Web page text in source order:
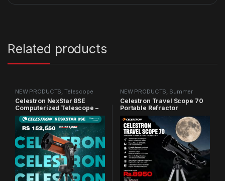
Related products
NEW PRODUCTS,Telescope
Celestron NexStar 8SE
Computerized Telescope –
8-Inch Schmidt-Cassegrain
Optical Tube – Fully
Automated GoTo Mount with
SkyAlign – Ideal for
Beginners and Advanced
Users – 40,000+ Object
Database
NEW PRODUCTS, Summer
Sales 2025 ,Telescope
Celestron Travel Scope 70
Portable Refractor
Telescope – 70mm/400mm
Aperture, Fully-Coated
Glass Optics – Includes
Tripod, Backpack &
Software – Ideal for
Beginners & Travel